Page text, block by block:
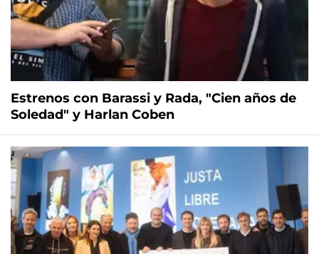
Estrenos con Barassi y Rada, "Cien años de
Soledad" y Harlan Coben